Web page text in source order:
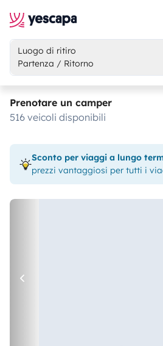
Luogo di ritiro
Partenza / Ritorno
Prenotare un camper
516 veicoli disponibili
Sconto per viaggi a lungo
prezzi vantaggiosi per tutti i